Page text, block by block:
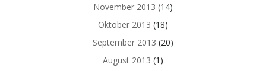
November 2013 (14)
Oktober 2013 (18)
September 2013 (20)
August 2013 (1)